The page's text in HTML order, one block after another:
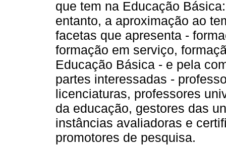
que tem na Educação
entanto, a aproximação ao
facetas que apresenta -
formação em serviço,
Educação Básica - e pela
partes interessadas -
licenciaturas, professores
da educação, gestores das
instâncias avaliadoras e
promotores de pesquisa.